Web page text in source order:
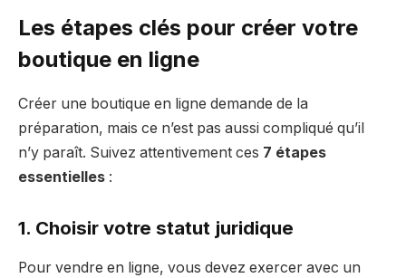
Les étapes clés pour créer votre
boutique en ligne
Créer une boutique en ligne demande de la
préparation, mais ce n’est pas aussi compliqué qu’il
n’y paraît. Suivez attentivement ces 7 étapes
essentielles :
1. Choisir votre statut juridique
Pour vendre en ligne, vous devez exercer avec un